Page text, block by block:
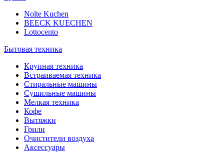
Nolte Kuchen
BEECK KUECHEN
Lottocento
Бытовая техника
Крупная техника
Встраиваемая техника
Стиральные машины
Сушильные машины
Мелкая техника
Кофе
Вытяжки
Грили
Очистители воздуха
Аксессуары